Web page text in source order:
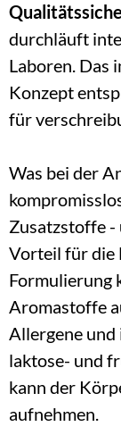
durchläuft
Laboren. Das
Konzept
für
Was bei der
Zusatzstoffe -
Vorteil für die
Formulierung
Aromastoffe
Allergene und
laktose- und
kann der
aufnehmen.